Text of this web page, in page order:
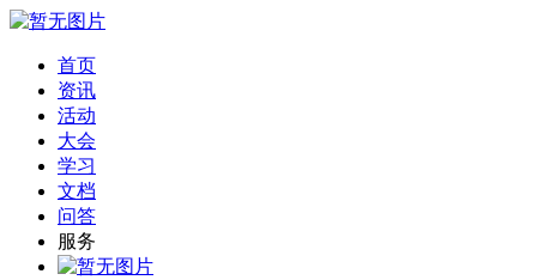
首页
资讯
活动
大会
学习
文档
问答
服务